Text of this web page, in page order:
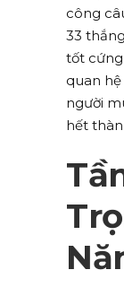
công
33
tốt
quan
người
hết